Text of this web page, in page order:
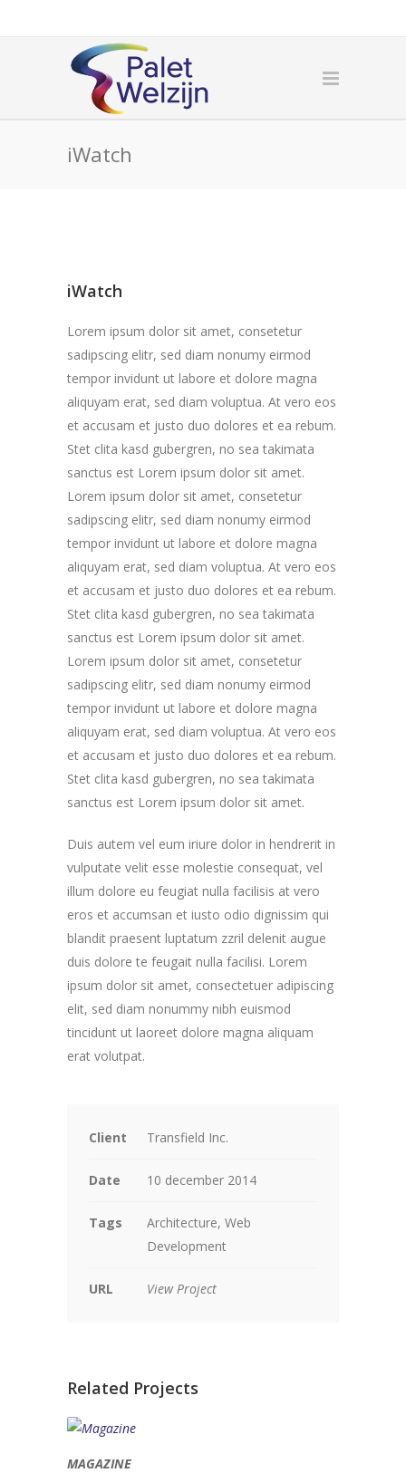
iWatch
iWatch
Lorem ipsum dolor sit amet, consetetur
sadipscing elitr, sed diam nonumy eirmod
tempor invidunt ut labore et dolore magna
aliquyam erat, sed diam voluptua. At vero eos
et accusam et justo duo dolores et ea rebum.
Stet clita kasd gubergren, no sea takimata
sanctus est Lorem ipsum dolor sit amet.
Lorem ipsum dolor sit amet, consetetur
sadipscing elitr, sed diam nonumy eirmod
tempor invidunt ut labore et dolore magna
aliquyam erat, sed diam voluptua. At vero eos
et accusam et justo duo dolores et ea rebum.
Stet clita kasd gubergren, no sea takimata
sanctus est Lorem ipsum dolor sit amet.
Lorem ipsum dolor sit amet, consetetur
sadipscing elitr, sed diam nonumy eirmod
tempor invidunt ut labore et dolore magna
aliquyam erat, sed diam voluptua. At vero eos
et accusam et justo duo dolores et ea rebum.
Stet clita kasd gubergren, no sea takimata
sanctus est Lorem ipsum dolor sit amet.
Duis autem vel eum iriure dolor in hendrerit in
vulputate velit esse molestie consequat, vel
illum dolore eu feugiat nulla facilisis at vero
eros et accumsan et iusto odio dignissim qui
blandit praesent luptatum zzril delenit augue
duis dolore te feugait nulla facilisi. Lorem
ipsum dolor sit amet, consectetuer adipiscing
elit, sed diam nonummy nibh euismod
tincidunt ut laoreet dolore magna aliquam
erat volutpat.
Client Transfield Inc.
Date 10 december 2014
Tags
Architecture, Web
Development
URL View Project
Related Projects
MAGAZINE